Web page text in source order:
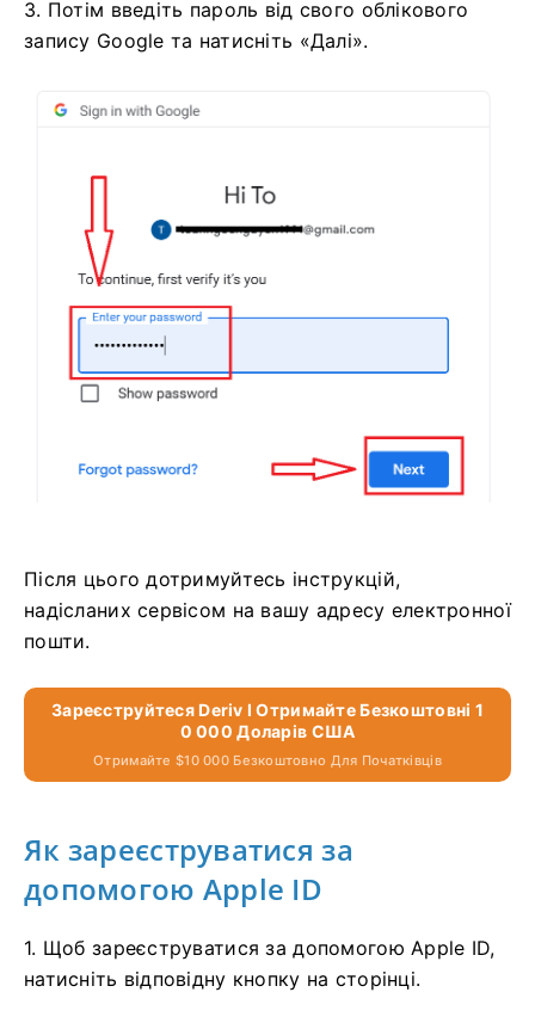
3. Потім введіть пароль від свого облікового
запису Google та натисніть «Далі».
Після цього дотримуйтесь інструкцій,
надісланих сервісом на вашу адресу електронної
пошти.
Зареєструйтеся Deriv І Отримайте Безкоштовні 1
0 000 Доларів США
Отримайте $10 000 Безкоштовно Для Початківців
Як зареєструватися за
допомогою Apple ID
1. Щоб зареєструватися за допомогою Apple ID,
натисніть відповідну кнопку на сторінці.